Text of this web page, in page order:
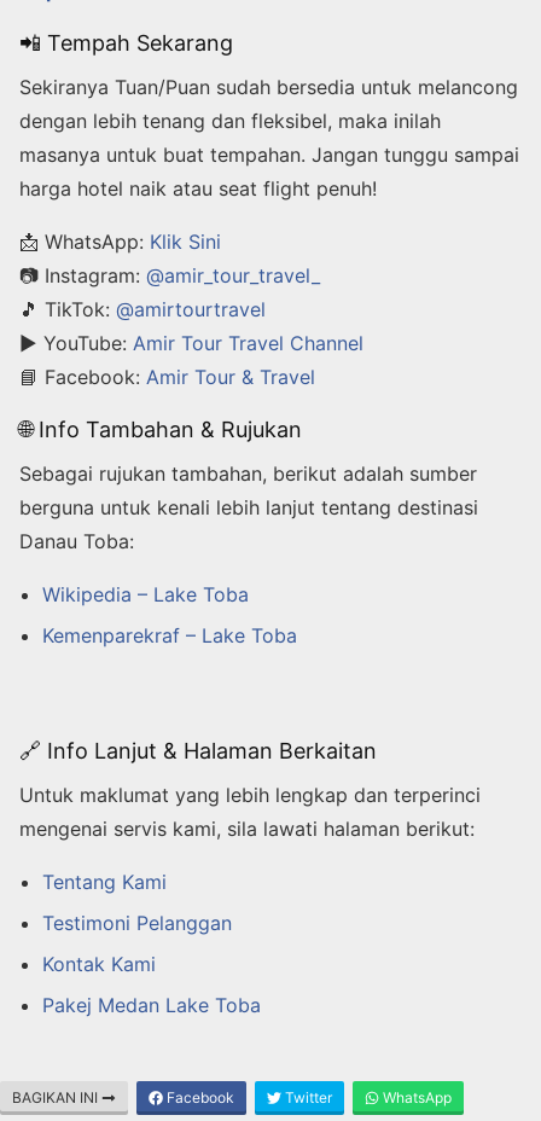
📲 Tempah Sekarang
Sekiranya Tuan/Puan sudah bersedia untuk melancong
dengan lebih tenang dan fleksibel, maka inilah
masanya untuk buat tempahan. Jangan tunggu sampai
harga hotel naik atau seat flight penuh!
📩 WhatsApp: Klik Sini
📷 Instagram: @amir_tour_travel_
🎵 TikTok: @amirtourtravel
▶️ YouTube: Amir Tour Travel Channel
📘 Facebook: Amir Tour & Travel
🌐 Info Tambahan & Rujukan
Sebagai rujukan tambahan, berikut adalah sumber
berguna untuk kenali lebih lanjut tentang destinasi
Danau Toba:
Wikipedia – Lake Toba
Kemenparekraf – Lake Toba
🔗 Info Lanjut & Halaman Berkaitan
Untuk maklumat yang lebih lengkap dan terperinci
mengenai servis kami, sila lawati halaman berikut:
Tentang Kami
Testimoni Pelanggan
Kontak Kami
Pakej Medan Lake Toba
BAGIKAN INI Facebook Twitter WhatsApp